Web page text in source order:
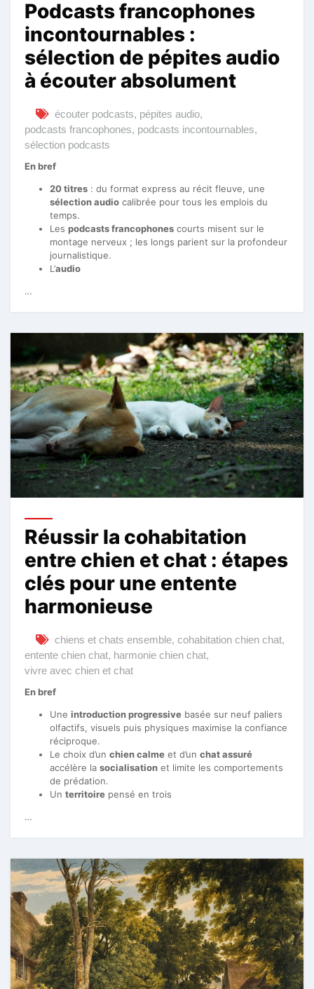
Podcasts francophones
incontournables :
sélection de pépites audio
à écouter absolument
écouter podcasts, pépites audio,
podcasts francophones, podcasts incontournables,
sélection podcasts
En bref
20 titres : du format express au récit fleuve, une
sélection audio calibrée pour tous les emplois du
temps.
Les podcasts francophones courts misent sur le
montage nerveux ; les longs parient sur la profondeur
journalistique.
L’audio
…
Réussir la cohabitation
entre chien et chat : étapes
clés pour une entente
harmonieuse
chiens et chats ensemble, cohabitation chien chat,
entente chien chat, harmonie chien chat,
vivre avec chien et chat
En bref
Une introduction progressive basée sur neuf paliers
olfactifs, visuels puis physiques maximise la confiance
réciproque.
Le choix d’un chien calme et d’un chat assuré
accélère la socialisation et limite les comportements
de prédation.
Un territoire pensé en trois
…